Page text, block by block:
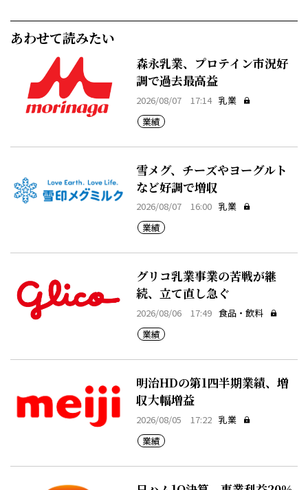
あわせて読みたい
森永乳業、プロテイン市況好
調で過去最高益
2026/08/07 17:14 乳業
業績
雪メグ、チーズやヨーグルト
など好調で増収
2026/08/07 16:00 乳業
業績
グリコ乳業事業の苦戦が継
続、立て直し急ぐ
2026/08/06 17:49 食品・飲料
業績
明治HDの第1四半期業績、増
収大幅増益
2026/08/05 17:22 乳業
業績